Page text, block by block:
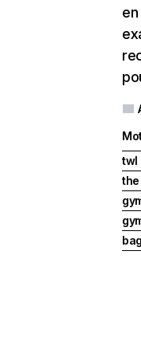
twl